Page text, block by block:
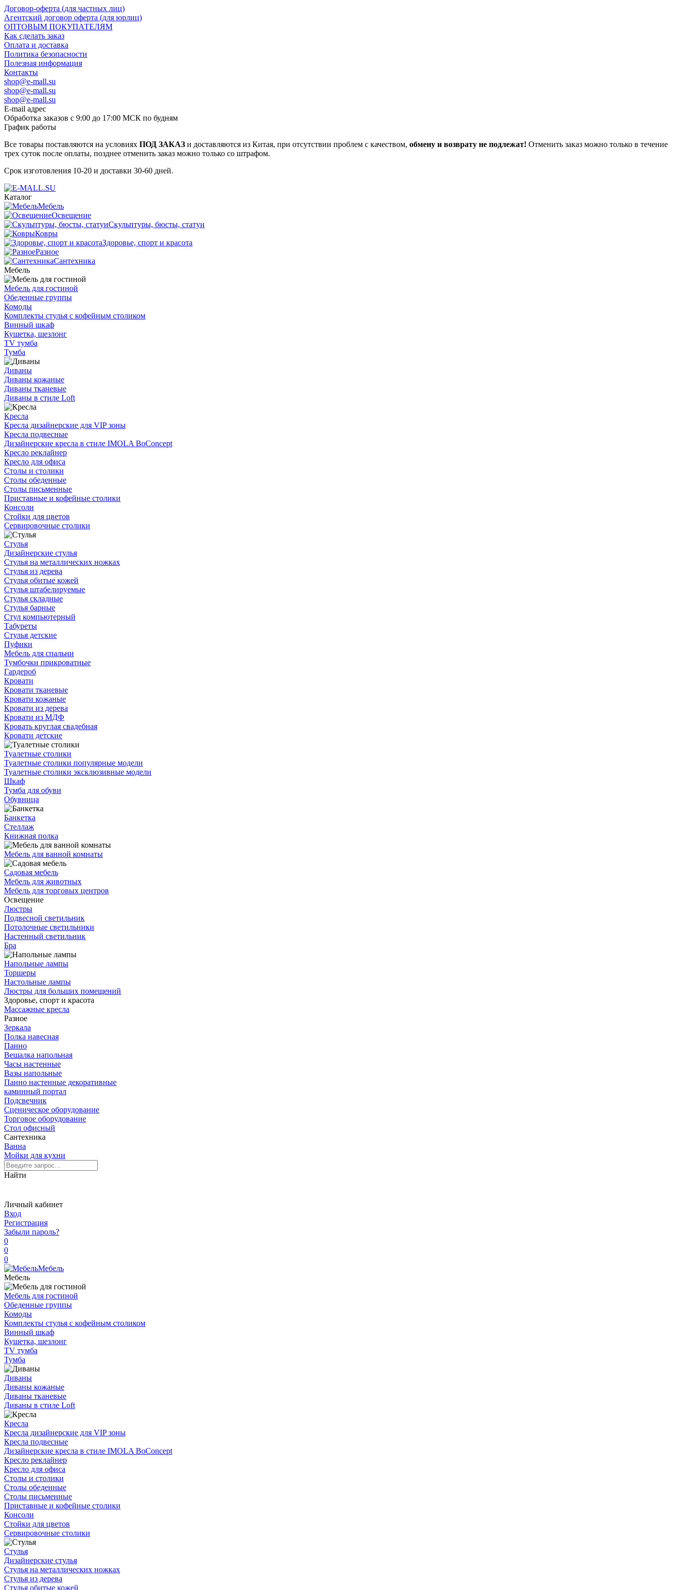
Договор-оферта (для частных лиц)
Агентский договор оферта (для юрлиц)
ОПТОВЫМ ПОКУПАТЕЛЯМ
Как сделать заказ
Оплата и доставка
Политика безопасности
Полезная информация
Контакты
shop@e-mall.su
shop@e-mall.su
shop@e-mall.su
E-mail адрес
Обработка заказов с 9:00 до 17:00 МСК по будням
График работы
Все товары поставляются на условиях ПОД ЗАКАЗ и доставляются из Китая, при отсутствии проблем с качеством, обмену и возврату не подлежат! Отменить заказ можно только в течение
трех суток после оплаты, позднее отменить заказ можно только со штрафом.
Срок изготовления 10-20 и доставки 30-60 дней.
Каталог
Мебель
Освещение
Скульптуры, бюсты, статуи
Ковры
Здоровье, спорт и красота
Разное
Сантехника
Мебель
Мебель для гостиной
Обеденные группы
Комоды
Комплекты стулья с кофейным столиком
Винный шкаф
Кушетка, шезлонг
TV тумба
Тумба
Диваны
Диваны кожаные
Диваны тканевые
Диваны в стиле Loft
Кресла
Кресла дизайнерские для VIP зоны
Кресла подвесные
Дизайнерские кресла в стиле IMOLA BoConcept
Кресло реклайнер
Кресло для офиса
Столы и столики
Столы обеденные
Столы письменные
Приставные и кофейные столики
Консоли
Стойки для цветов
Сервировочные столики
Стулья
Дизайнерские стулья
Стулья на металлических ножках
Стулья из дерева
Стулья обитые кожей
Стулья штабелируемые
Стулья складные
Стулья барные
Стул компьютерный
Табуреты
Стулья детские
Пуфики
Мебель для спальни
Тумбочки прикроватные
Гардероб
Кровати
Кровати тканевые
Кровати кожаные
Кровати из дерева
Кровати из МДФ
Кровать круглая свадебная
Кровати детские
Туалетные столики
Туалетные столики популярные модели
Туалетные столики эксклюзивные модели
Шкаф
Тумба для обуви
Обувница
Банкетка
Стеллаж
Книжная полка
Мебель для ванной комнаты
Садовая мебель
Мебель для животных
Мебель для торговых центров
Освещение
Люстры
Подвесной светильник
Потолочные светильники
Настенный светильник
Бра
Напольные лампы
Торшеры
Настольные лампы
Люстры для больших помещений
Здоровье, спорт и красота
Массажные кресла
Разное
Зеркала
Полка навесная
Панно
Вешалка напольная
Часы настенные
Вазы напольные
Панно настенные декоративные
каминный портал
Подсвечник
Сценическое оборудование
Торговое оборудование
Стол офисный
Сантехника
Ванна
Мойки для кухни
Найти
Личный кабинет
Вход
Регистрация
Забыли пароль?
0
0
0
Мебель
Мебель
Мебель для гостиной
Обеденные группы
Комоды
Комплекты стулья с кофейным столиком
Винный шкаф
Кушетка, шезлонг
TV тумба
Тумба
Диваны
Диваны кожаные
Диваны тканевые
Диваны в стиле Loft
Кресла
Кресла дизайнерские для VIP зоны
Кресла подвесные
Дизайнерские кресла в стиле IMOLA BoConcept
Кресло реклайнер
Кресло для офиса
Столы и столики
Столы обеденные
Столы письменные
Приставные и кофейные столики
Консоли
Стойки для цветов
Сервировочные столики
Стулья
Дизайнерские стулья
Стулья на металлических ножках
Стулья из дерева
Стулья обитые кожей